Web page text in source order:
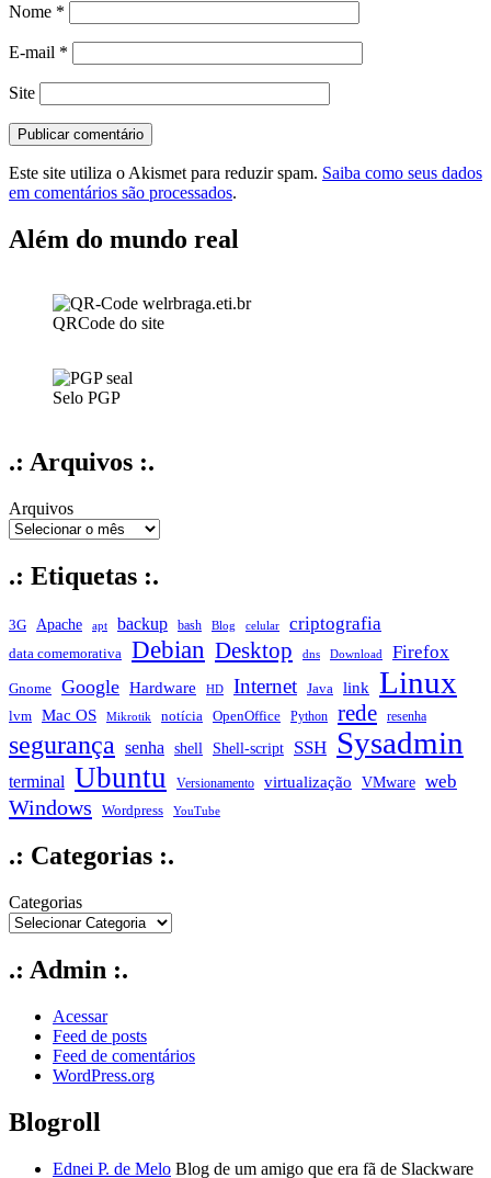
Nome *
E-mail *
Site
Este site utiliza o Akismet para reduzir spam. Saiba como seus dados
em comentários são processados.
Além do mundo real
QRCode do site
Selo PGP
.: Arquivos :.
Arquivos
.: Etiquetas :.
3G Apache apt backup bash Blog celular criptografia
data comemorativa Debian Desktop dns Download Firefox
Gnome Google Hardware HD Internet Java link Linux
lvm Mac OS Mikrotik notícia OpenOffice Python rede resenha
segurança senha shell Shell-script SSH Sysadmin
terminal Ubuntu Versionamento virtualização VMware web
Windows Wordpress YouTube
.: Categorias :.
Categorias
.: Admin :.
Acessar
Feed de posts
Feed de comentários
WordPress.org
Blogroll
Ednei P. de Melo Blog de um amigo que era fã de Slackware